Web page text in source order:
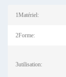
1Matériel:
2Forme:
3utilisation: